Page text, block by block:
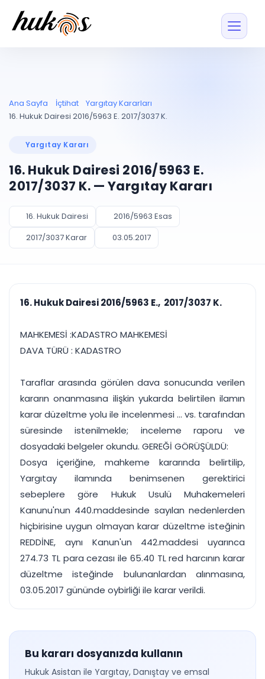
Entegrasyonu
UYAP ile otomatik
UYAP Evrak
Entegrasyonu
UETS Entegrasyonu
Tebligatları anında
Müvekkil ve taraf
Vekalet
PLANLAMA & TAKİP
Pano ve Takip
Duruşma ve görev
takvimi
Bildirim
takibi
UYAP & UETS entegrasyonundan finansa, hepsi bir arada.
Tüm özellikleri inceleyin Ücretsiz Başlayın
Blog
Ücretsiz Başlayın Giriş Yap
Ana Sayfa İçtihat
Yargıtay Kararları
16. Hukuk Dairesi 2016/5963 E. 2017/3037 K.
Yargıtay Kararı
16. Hukuk Dairesi 2016/5963 E.
2017/3037 K. — Yargıtay Kararı
16. Hukuk Dairesi
2016/5963 Esas
2017/3037 Karar
03.05.2017
16. Hukuk Dairesi 2016/5963 E., 2017/3037 K.
MAHKEMESİ :KADASTRO MAHKEMESİ
DAVA TÜRÜ : KADASTRO
Taraflar arasında görülen dava sonucunda verilen
kararın onanmasına ilişkin yukarda belirtilen ilamın
karar düzeltme yolu ile incelenmesi ... vs. tarafından
süresinde istenilmekle; inceleme raporu ve
dosyadaki belgeler okundu. GEREĞİ GÖRÜŞÜLDÜ:
Dosya içeriğine, mahkeme kararında belirtilip,
Yargıtay ilamında benimsenen gerektirici
sebeplere göre Hukuk Usulü Muhakemeleri
Kanunu'nun 440.maddesinde sayılan nedenlerden
hiçbirisine uygun olmayan karar düzeltme isteğinin
REDDİNE, aynı Kanun'un 442.maddesi uyarınca
274.73 TL para cezası ile 65.40 TL red harcının karar
düzeltme isteğinde bulunanlardan alınmasına,
03.05.2017 gününde oybirliği ile karar verildi.
Bu kararı dosyanızda kullanın
Hukuk Asistan ile Yargıtay, Danıştay ve emsal